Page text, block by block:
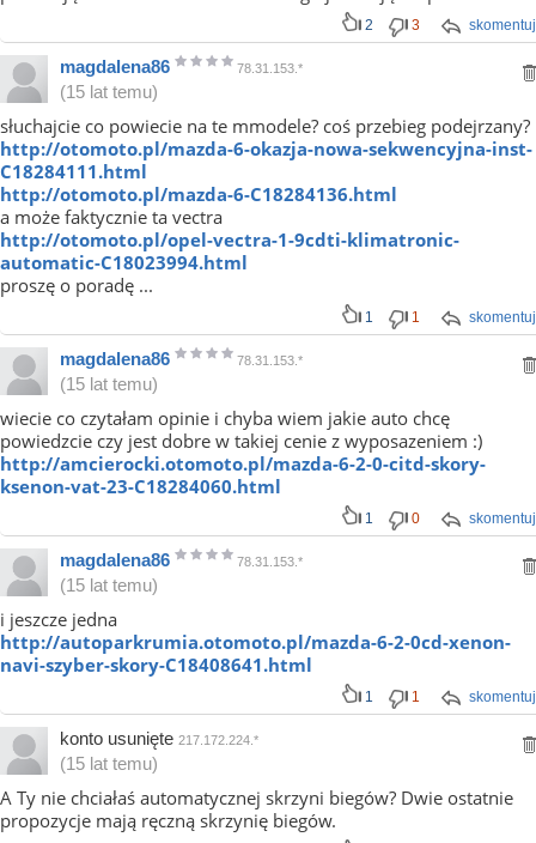
skomentuj
2 3
magdalena86 78.31.153.*
(15 lat temu)
słuchajcie co powiecie na te mmodele? coś przebieg podejrzany?
http://otomoto.pl/mazda-6-okazja-nowa-sekwencyjna-inst-
C18284111.html
http://otomoto.pl/mazda-6-C18284136.html
a może faktycznie ta vectra
http://otomoto.pl/opel-vectra-1-9cdti-klimatronic-
automatic-C18023994.html
proszę o poradę ...
skomentuj
1 1
magdalena86 78.31.153.*
(15 lat temu)
wiecie co czytałam opinie i chyba wiem jakie auto chcę
powiedzcie czy jest dobre w takiej cenie z wyposazeniem :)
http://amcierocki.otomoto.pl/mazda-6-2-0-citd-skory-
ksenon-vat-23-C18284060.html
skomentuj
1 0
magdalena86 78.31.153.*
(15 lat temu)
i jeszcze jedna
http://autoparkrumia.otomoto.pl/mazda-6-2-0cd-xenon-
navi-szyber-skory-C18408641.html
skomentuj
1 1
konto usunięte 217.172.224.*
(15 lat temu)
A Ty nie chciałaś automatycznej skrzyni biegów? Dwie ostatnie
propozycje mają ręczną skrzynię biegów.